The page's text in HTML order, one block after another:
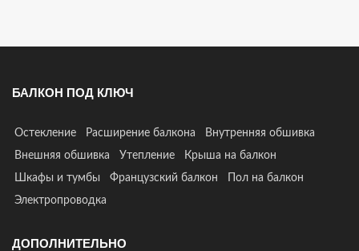
БАЛКОН ПОД КЛЮЧ
Остекление Расширение балкона
Внутренняя обшивка
Внешняя обшивка
Утепление
Крыша на балкон
Шкафы и тумбы
Французский балкон
Пол на балкон
Электропроводка
ДОПОЛНИТЕЛЬНО